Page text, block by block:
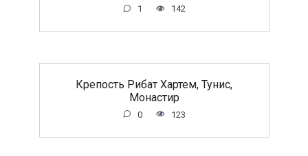
1 142
Крепость Рибат Хартем, Тунис,
Монастир
0 123